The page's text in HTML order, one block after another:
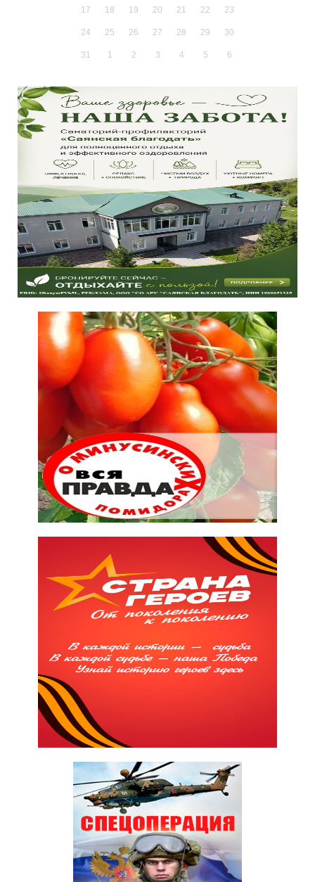
17 18 19 20 21 22 23
24 25 26 27 28 29 30
31 1 2 3 4 5 6